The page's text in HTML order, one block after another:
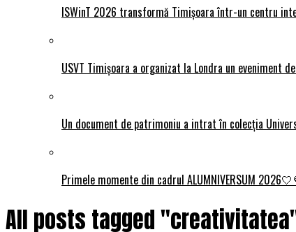
ISWinT 2026 transformă Timișoara într-un centru
USVT Timișoara a organizat la Londra un eveniment
Un document de patrimoniu a intrat în colecția
Primele momente din cadrul ALUMNIVERSUM
All posts tagged